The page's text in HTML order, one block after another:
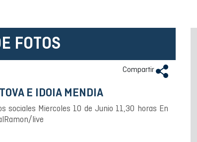
FOTOS
Compartir
E IDOIA MENDIA
sociales Miercoles 10 de Junio 11,30 horas En
live